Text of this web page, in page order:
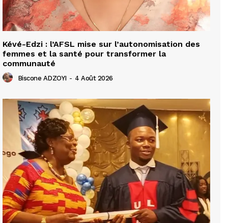
Kévé-Edzi : l’AFSL mise sur l’autonomisation des
femmes et la santé pour transformer la
communauté
Biscone ADZOYI - 4 Août 2026